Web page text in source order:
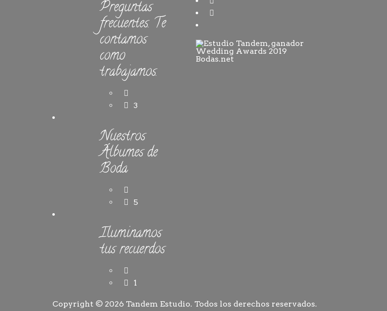
Preguntas
frecuentes. Te
contamos
como
trabajamos.
3
Nuestros
Álbumes de
Boda
5
Iluminamos
tus recuerdos
1
Copyright © 2026 Tandem Estudio. Todos los derechos reservados.